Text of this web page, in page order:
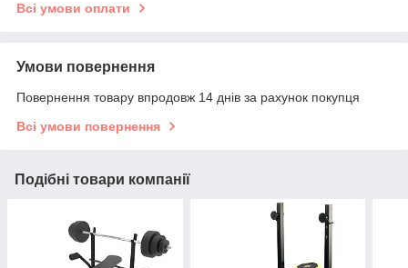
Всі умови оплати
Умови повернення
Повернення товару впродовж 14 днів за рахунок покупця
Всі умови повернення
Подібні товари компанії